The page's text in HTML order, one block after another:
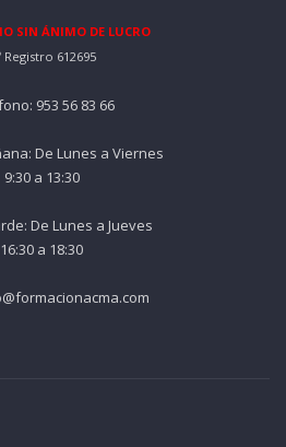
SIN ÁNIMO DE LUCRO
Registro 612695
953 56 83 66
De Lunes a Viernes
9:30 a 13:30
De Lunes a Jueves
16:30 a 18:30